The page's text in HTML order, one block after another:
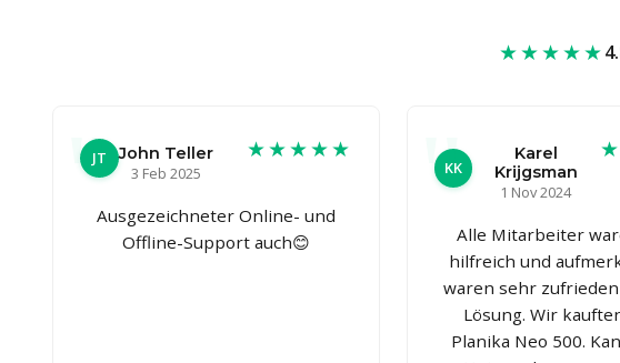
★★★★★
JT
John Teller
3 Feb 2025
★★★★★
Ausgezeichneter Online- und
Offline-Support auch😊
KK
Karel
Krijgsman
1 Nov 2024
Alle Mitarbeiter
hilfreich und
waren sehr
Lösung. Wir
Planika Neo 500.